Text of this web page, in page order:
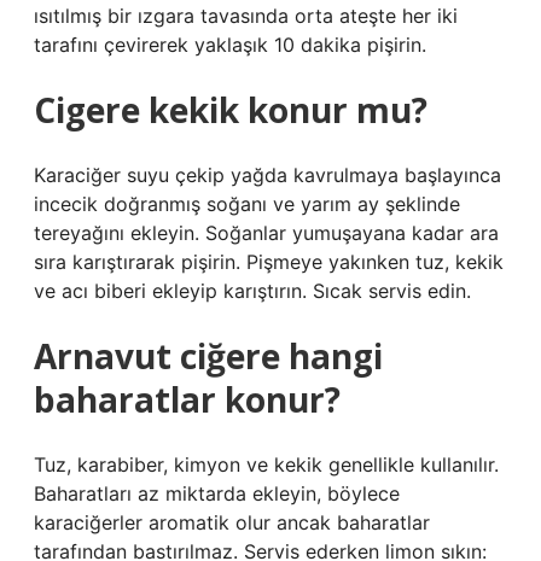
ısıtılmış bir ızgara tavasında orta ateşte her iki
tarafını çevirerek yaklaşık 10 dakika pişirin.
Cigere kekik konur mu?
Karaciğer suyu çekip yağda kavrulmaya başlayınca
incecik doğranmış soğanı ve yarım ay şeklinde
tereyağını ekleyin. Soğanlar yumuşayana kadar ara
sıra karıştırarak pişirin. Pişmeye yakınken tuz, kekik
ve acı biberi ekleyip karıştırın. Sıcak servis edin.
Arnavut ciğere hangi
baharatlar konur?
Tuz, karabiber, kimyon ve kekik genellikle kullanılır.
Baharatları az miktarda ekleyin, böylece
karaciğerler aromatik olur ancak baharatlar
tarafından bastırılmaz. Servis ederken limon sıkın: